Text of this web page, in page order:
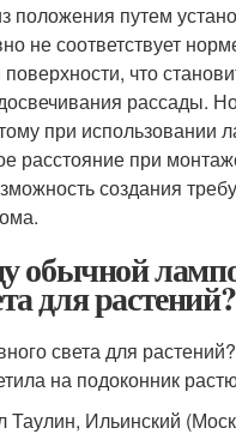
путем
не соответствует
что
рассады.
при использовании
расстояние при
создания
обычной
для растений?
света для
на подоконник
Таулин, Ильинский